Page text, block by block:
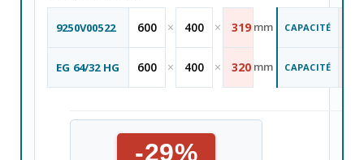
9250V00522 600 × 400 × 319 mm CAPACITÉ
EG 64/32 HG 600 × 400 × 320 mm CAPACITÉ
-29%